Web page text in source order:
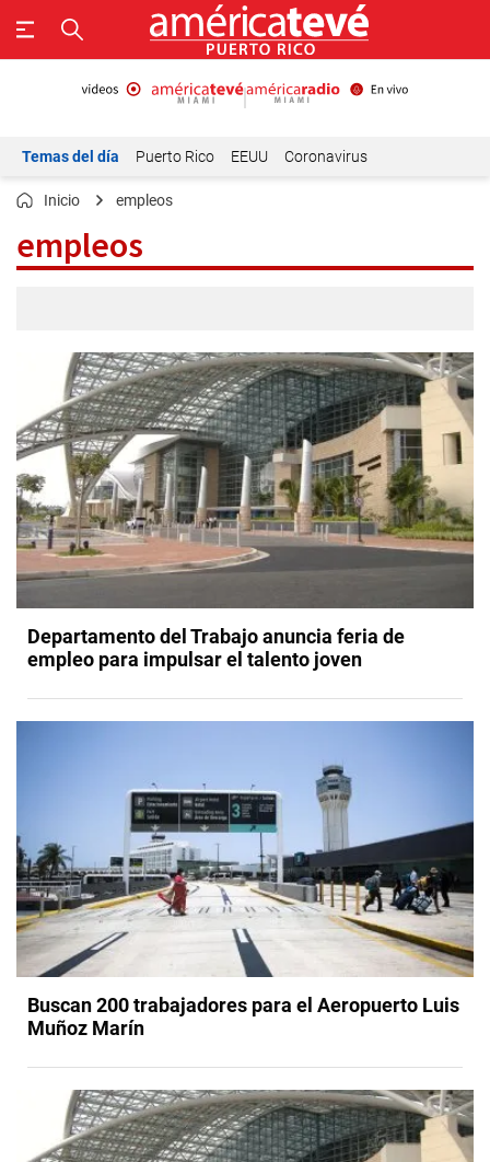
Temas del día Puerto Rico EEUU Coronavirus
Inicio empleos
empleos
Departamento del Trabajo anuncia feria de
empleo para impulsar el talento joven
Buscan 200 trabajadores para el Aeropuerto Luis
Muñoz Marín